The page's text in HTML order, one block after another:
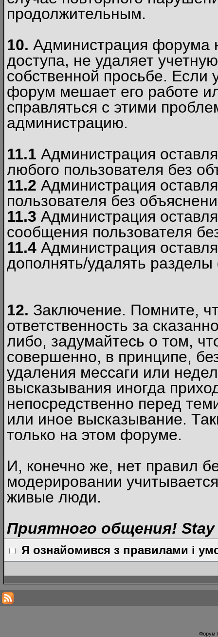
продолжительным.
10. Администрация форума
доступа, не удаляет
собственной просьбе. Если
форум мешает его работе
справляться с этими
администрацию.
11.1 Администрация
любого пользователя без
11.2 Администрация
пользователя без
11.3 Администрация
сообщения пользователя
11.4 Администрация
дополнять/удалять
12. Заключение. Помните,
ответственность за
либо, задумайтесь о том,
совершенно, в принципе,
удаления мессаги или
высказывания иногда
непосредственно перед
или иное высказывание.
только на этом форуме.
И, конечно же, нет правил
модерировании
живые люди.
Приятного общения! Stay
Я ознайомився з правилами і
Форум